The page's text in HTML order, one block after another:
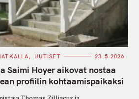
UUTISET 23.5.2026
Saimi Hoyer aikovat nostaa
profiilin kohtaamispaikaksi